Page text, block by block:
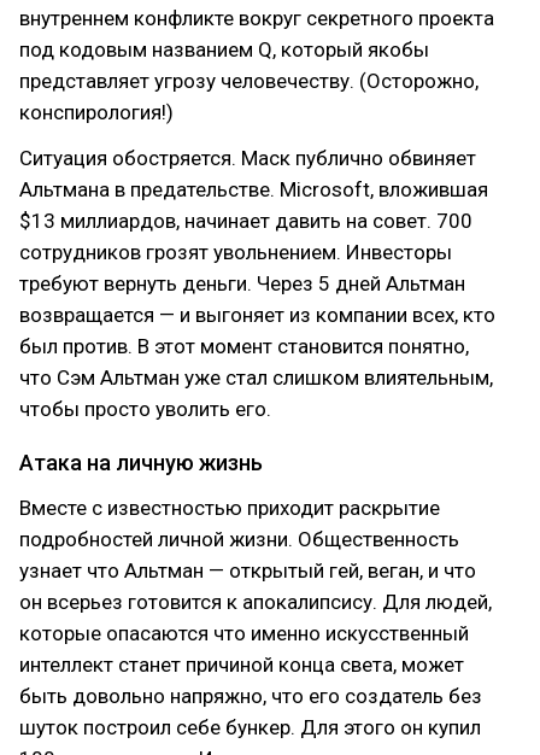
внутреннем конфликте вокруг секретного проекта
под кодовым названием Q, который якобы
представляет угрозу человечеству. (Осторожно,
конспирология!)
Ситуация обостряется. Маск публично обвиняет
Альтмана в предательстве. Microsoft, вложившая
$13 миллиардов, начинает давить на совет. 700
сотрудников грозят увольнением. Инвесторы
требуют вернуть деньги. Через 5 дней Альтман
возвращается — и выгоняет из компании всех, кто
был против. В этот момент становится понятно,
что Сэм Альтман уже стал слишком влиятельным,
чтобы просто уволить его.
Атака на личную жизнь
Вместе с известностью приходит раскрытие
подробностей личной жизни. Общественность
узнает что Альтман — открытый гей, веган, и что
он всерьез готовится к апокалипсису. Для людей,
которые опасаются что именно искусственный
интеллект станет причиной конца света, может
быть довольно напряжно, что его создатель без
шуток построил себе бункер. Для этого он купил